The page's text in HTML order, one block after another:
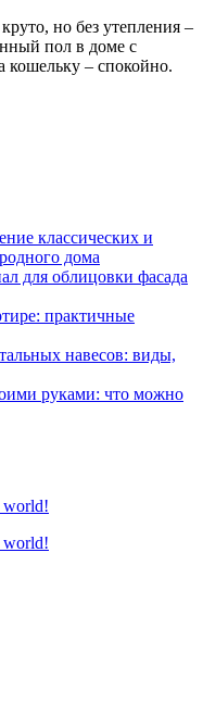
но без утепления –
пол в доме с
кошельку – спокойно.
классических и
дома
для облицовки фасада
практичные
навесов: виды,
руками: что можно